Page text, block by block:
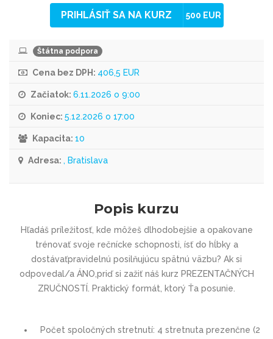
PRIHLÁSIŤ SA NA KURZ 500 EUR
Štátna podpora
Cena bez DPH: 406,5 EUR
Začiatok: 6.11.2026 o 9:00
Koniec: 5.12.2026 o 17:00
Kapacita: 10
Adresa: , Bratislava
Popis kurzu
Hľadáš príležitosť, kde môžeš dlhodobejšie a opakovane
trénovať svoje rečnícke schopnosti, ísť do hĺbky a
dostávaťpravidelnú posilňujúcu spätnú väzbu? Ak si
odpovedal/a ÁNO,priď si zažiť náš kurz PREZENTAČNÝCH
ZRUČNOSTÍ. Praktický formát, ktorý Ťa posunie.
Počet spoločných stretnutí: 4 stretnuta prezenčne (2